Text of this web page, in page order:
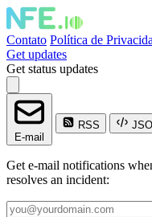
Contato Política de
Get updates
Get status updates
E-mail
RSS
Get e-mail notifications
resolves an incident: